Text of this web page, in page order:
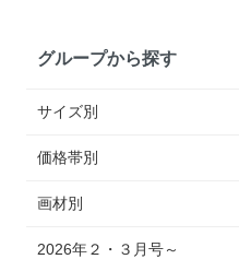
グループから探す
サイズ別
価格帯別
画材別
2026年２・３月号～